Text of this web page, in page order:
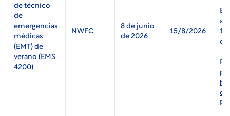
de técnico
de
emergencias
médicas
(EMT) de
verano (EMS
4200)
NWFC
8 de junio
de 2026
15/8/2026
18